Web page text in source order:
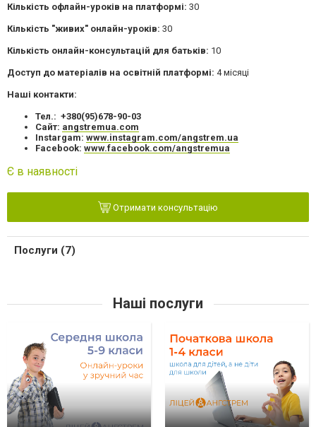
Кількість офлайн-уроків на платформі: 30
Кількість "живих" онлайн-уроків: 30
Кількість онлайн-консультацій для батьків: 10
Доступ до матеріалів на освітній платформі: 4 місяці
Наші контакти:
Тел.: +380(95)678-90-03
Сайт: angstremua.com
Instargam: www.instagram.com/angstrem.ua
Facebook: www.facebook.com/angstremua
Є в наявності
Отримати консультацію
Послуги (7)
Наші послуги